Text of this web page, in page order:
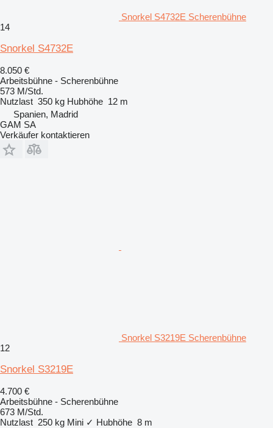
Snorkel S4732E Scherenbühne
14
Snorkel S4732E
8.050 €
Arbeitsbühne - Scherenbühne
573 M/Std.
Nutzlast 350 kg Hubhöhe 12 m
Spanien, Madrid
GAM SA
Verkäufer kontaktieren
Snorkel S3219E Scherenbühne
12
Snorkel S3219E
4.700 €
Arbeitsbühne - Scherenbühne
673 M/Std.
Nutzlast 250 kg Mini ✓ Hubhöhe 8 m